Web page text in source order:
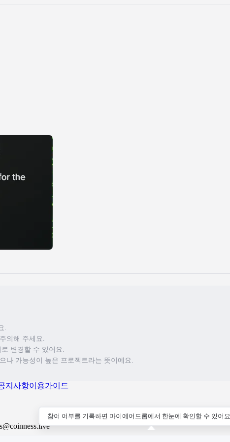
.
의해 주세요.
변경할 수 있어요.
나 가능성이 높은 프로젝트라는 뜻이에요.
참여 여부를 기록하면 마이에어드롭에서 한눈에 확인할 수 있어요.
지사항이용가이드